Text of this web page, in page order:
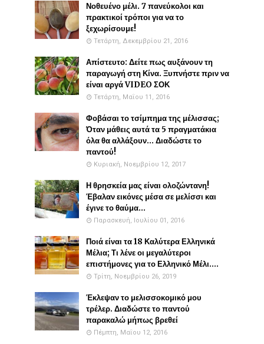
Νοθευένο μέλι. 7 πανεύκολοι και
πρακτικοί τρόποι για να το
ξεχωρίσουμε!
Τετάρτη, Δεκεμβρίου 21, 2016
Απίστευτο: Δείτε πως αυξάνουν τη
παραγωγή στη Κίνα. Ξυπνήστε πριν να
είναι αργά VIDEO ΣΟΚ
Τετάρτη, Μαΐου 11, 2016
Φοβάσαι το τσίμπημα της μέλισσας;
Όταν μάθεις αυτά τα 5 πραγματάκια
όλα θα αλλάξουν... Διαδώστε το
παντού!
Κυριακή, Νοεμβρίου 12, 2017
Η θρησκεία μας είναι ολοζώντανη!
Έβαλαν εικόνες μέσα σε μελίσσι και
έγινε το θαύμα...
Παρασκευή, Ιουλίου 01, 2016
Ποιά είναι τα 18 Καλύτερα Ελληνικά
Μέλια; Τι λένε οι μεγαλύτεροι
επιστήμονες για το Ελληνικό Μέλι....
Τρίτη, Νοεμβρίου 26, 2019
Έκλεψαν το μελισσοκομικό μου
τρέλερ. Διαδώστε το παντού
παρακαλώ μήπως βρεθεί
Πέμπτη, Μαΐου 12, 2016